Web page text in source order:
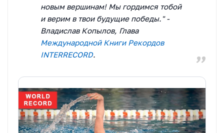
новым вершинам! Мы гордимся тобой
и верим в твои будущие победы." -
Владислав Копылов, Глава
Международной Книги Рекордов
INTERRECORD.